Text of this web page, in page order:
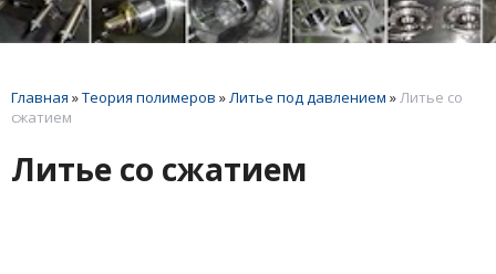
Главная »Теория полимеров »Литье под давлением »Литье со
сжатием
Литье со сжатием